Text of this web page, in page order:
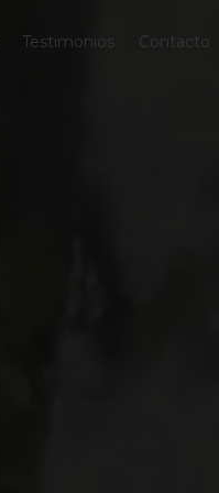
Testimonios Contacto